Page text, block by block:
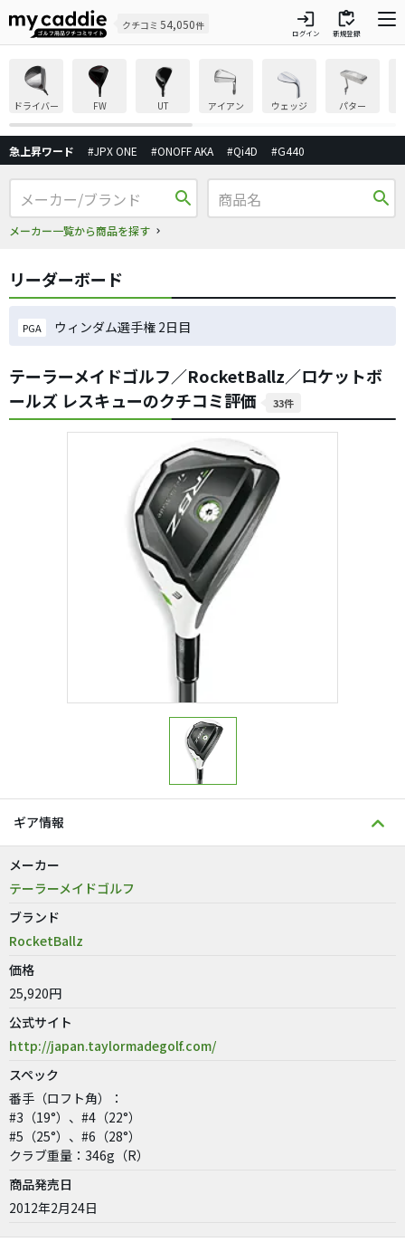
クチコミ 54,050件 login
ログイン
inventory
新規登録
ドライバー FW UT アイアン ウェッジ パター
急上昇ワード #JPX ONE #ONOFF AKA #Qi4D #G440
search
メーカー一覧から商品を探す
search
リーダーボード
PGA ウィンダム選手権 2日目
テーラーメイドゴルフ／RocketBallz／ロケットボ
ールズ レスキューのクチコミ評価
33件
ギア情報
メーカー
テーラーメイドゴルフ
ブランド
RocketBallz
価格
25,920円
公式サイト
http://japan.taylormadegolf.com/
スペック
番手（ロフト角）：
#3（19°）、#4（22°）
#5（25°）、#6（28°）
クラブ重量：346g（R）
商品発売日
2012年2月24日